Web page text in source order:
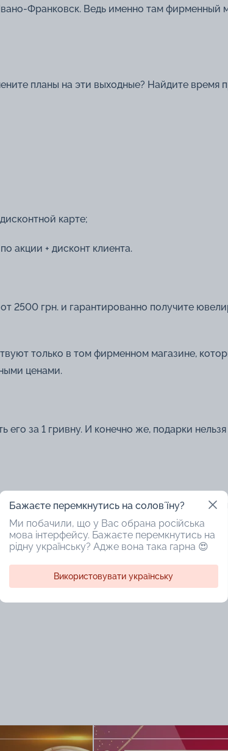
Франковск. Ведь именно там фирменный
планы на эти выходные? Найдите время
карте;
акции + дисконт клиента.
2500 грн. и гарантированно получите
только в том фирменном магазине,
ценами.
за 1 гривну. И конечно же, подарки
с другими скидками, которые сейчас
если он у вас есть.
Бажаєте перемкнутись на соловʼїну?
Ми побачили, що у Вас обрана російська
мова інтерфейсу. Бажаєте перемкнутись на
рідну українську? Адже вона така гарна 😍
Використовувати українську